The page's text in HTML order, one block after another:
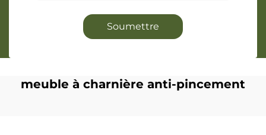
Soumettre
meuble à charnière anti-pincement